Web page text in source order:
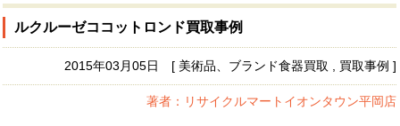
ルクルーゼココットロンド買取事例
2015年03月05日 [ 美術品、ブランド食器買取 , 買取事例 ]
著者：リサイクルマートイオンタウン平岡店